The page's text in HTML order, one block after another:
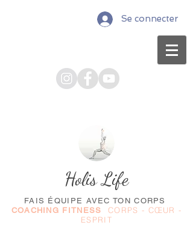
Se connecter
Holis Life
FAIS ÉQUIPE AVEC TON CORPS
COACHING FITNESS
CORPS - CŒUR -
ESPRIT